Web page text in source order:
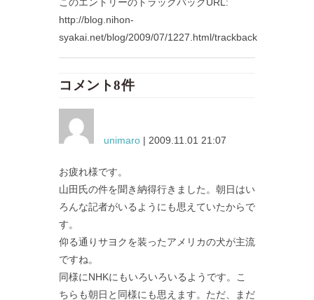
http://blog.nihon-
syakai.net/blog/2009/07/1227.html/trackback
コメント8件
unimaro | 2009.11.01 21:07
お疲れ様です。
山田氏の件を聞き納得行きました。朝日はい
ろんな記者がいるようにも思えていたからで
す。
仰る通りサヨクを装ったアメリカの犬が主流
ですね。
同様にNHKにもいろいろいるようです。こ
ちらも朝日と同様にも思えます。ただ、まだ